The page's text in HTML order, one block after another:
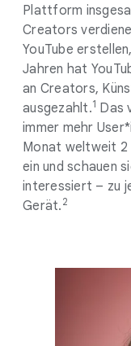
Plattform
Creators
YouTube
Jahren hat
an Creators,
ausgezahlt.1 Das
immer mehr
Monat weltweit 2
ein und schauen
interessiert – zu
Gerät. 2